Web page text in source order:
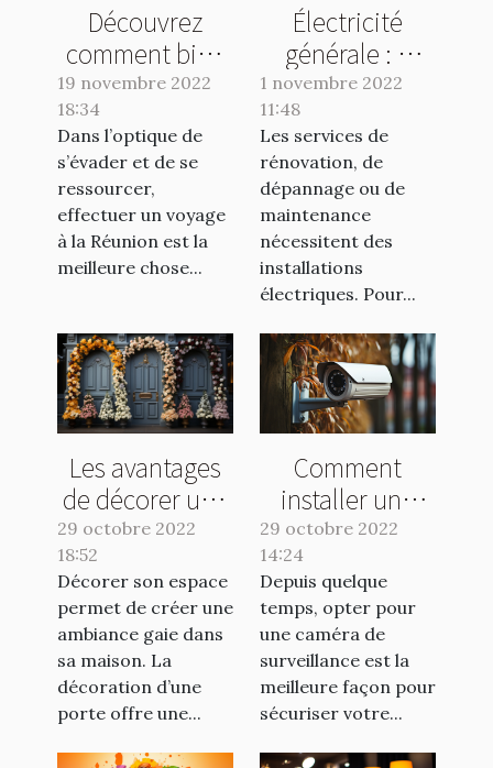
Découvrez
comment bien
organiser vos
voyages à la
Réunion
19 novembre 2022
18:34
Dans l’optique de
s’évader et de se
ressourcer,
effectuer un voyage
à la Réunion est la
meilleure chose...
Électricité
générale : à
quel spécialiste
s’adresser ?
1 novembre 2022
11:48
Les services de
rénovation, de
dépannage ou de
maintenance
nécessitent des
installations
électriques. Pour...
Les avantages
de décorer une
porte
29 octobre 2022
18:52
Décorer son espace
permet de créer une
ambiance gaie dans
sa maison. La
décoration d’une
porte offre une...
Comment
installer une
caméra de
surveillance
sans fil ?
29 octobre 2022
14:24
Depuis quelque
temps, opter pour
une caméra de
surveillance est la
meilleure façon pour
sécuriser votre...